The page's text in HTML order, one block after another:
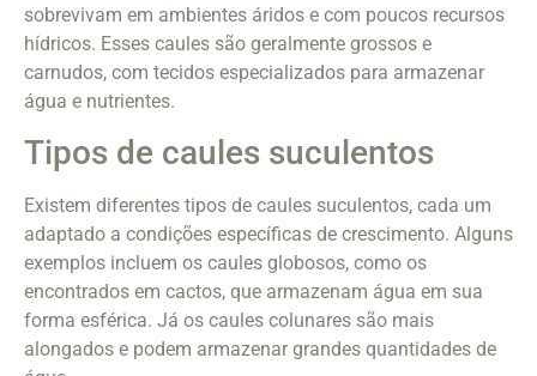
sobrevivam em ambientes áridos e com poucos recursos
hídricos. Esses caules são geralmente grossos e
carnudos, com tecidos especializados para armazenar
água e nutrientes.
Tipos de caules suculentos
Existem diferentes tipos de caules suculentos, cada um
adaptado a condições específicas de crescimento. Alguns
exemplos incluem os caules globosos, como os
encontrados em cactos, que armazenam água em sua
forma esférica. Já os caules colunares são mais
alongados e podem armazenar grandes quantidades de